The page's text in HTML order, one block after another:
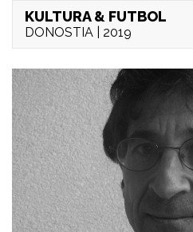
KULTURA & FUTBOL
DONOSTIA | 2019